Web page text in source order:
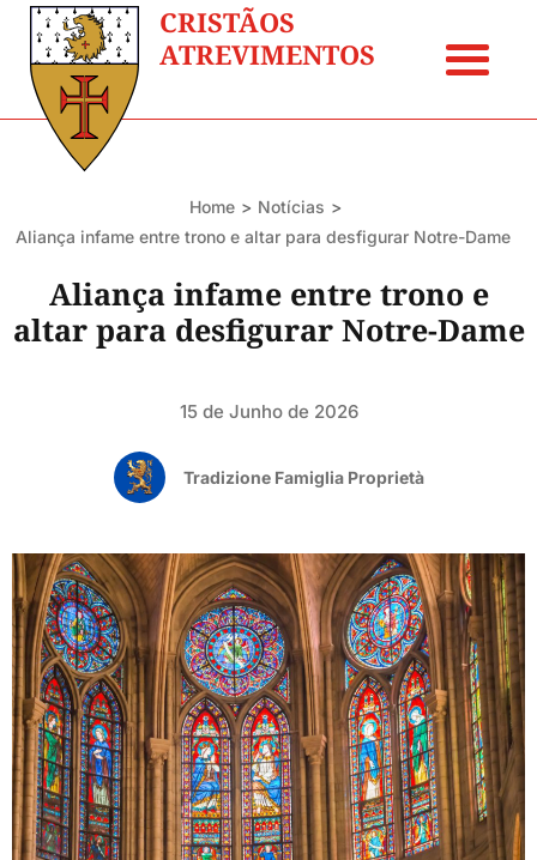
CRISTÃOS
ATREVIMENTOS
Home
Notícias
Aliança infame entre trono e altar para desfigurar Notre-Dame
Aliança infame entre trono e
altar para desfigurar Notre-Dame
15 de Junho de 2026
Tradizione Famiglia Proprietà